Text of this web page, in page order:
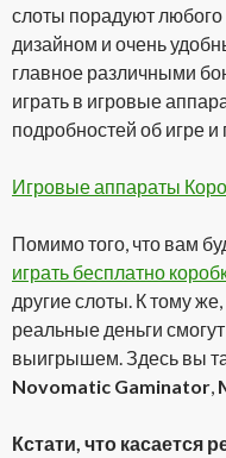
слоты порадуют
дизайном и очень
главное различными
играть в игровые
подробностей об игре
Игровые аппараты
Помимо того, что вам
играть бесплатно
другие слоты. К тому
реальные деньги
выигрышем. Здесь вы
Novomatic Gaminator,
Кстати, что касается